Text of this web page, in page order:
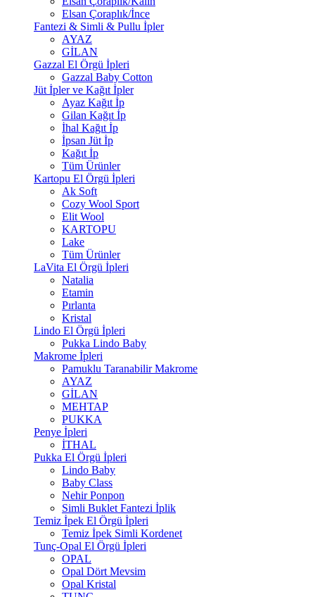
Elsan Çoraplık/İnce
Fantezi & Simli & Pullu İpler
AYAZ
GİLAN
Gazzal El Örgü İpleri
Gazzal Baby Cotton
Jüt İpler ve Kağıt İpler
Ayaz Kağıt İp
Gilan Kağıt İp
İhal Kağıt İp
İpsan Jüt İp
Kağıt İp
Tüm Ürünler
Kartopu El Örgü İpleri
Ak Soft
Cozy Wool Sport
Elit Wool
KARTOPU
Lake
Tüm Ürünler
LaVita El Örgü İpleri
Natalia
Etamin
Pırlanta
Kristal
Lindo El Örgü İpleri
Pukka Lindo Baby
Makrome İpleri
Pamuklu Taranabilir Makrome
AYAZ
GİLAN
MEHTAP
PUKKA
Penye İpleri
İTHAL
Pukka El Örgü İpleri
Lindo Baby
Baby Class
Nehir Ponpon
Simli Buklet Fantezi İplik
Temiz İpek El Örgü İpleri
Temiz İpek Simli Kordenet
Tunç-Opal El Örgü İpleri
OPAL
Opal Dört Mevsim
Opal Kristal